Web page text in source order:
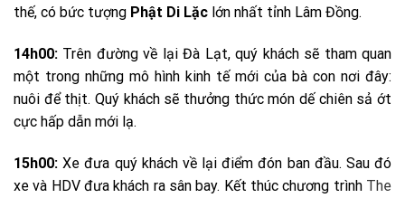
thế, có bức tượng Phật Di Lặc lớn nhất tỉnh Lâm Đồng.
14h00: Trên đường về lại Đà Lạt, quý khách sẽ tham quan
một trong những mô hình kinh tế mới của bà con nơi đây:
nuôi để thịt. Quý khách sẽ thưởng thức món dế chiên sả ớt
cực hấp dẫn mới lạ.
15h00:Xe đưa quý khách về lại điểm đón ban đầu. Sau đó
xe và HDV đưa khách ra sân bay. Kết thúc chương trình The